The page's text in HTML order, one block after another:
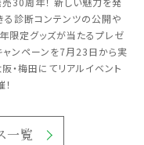
る診断コンテンツの公開や
限定グッズが当たるプレゼ
ャンペーンを7月23日から実
阪・梅田にてリアルイベント
一覧